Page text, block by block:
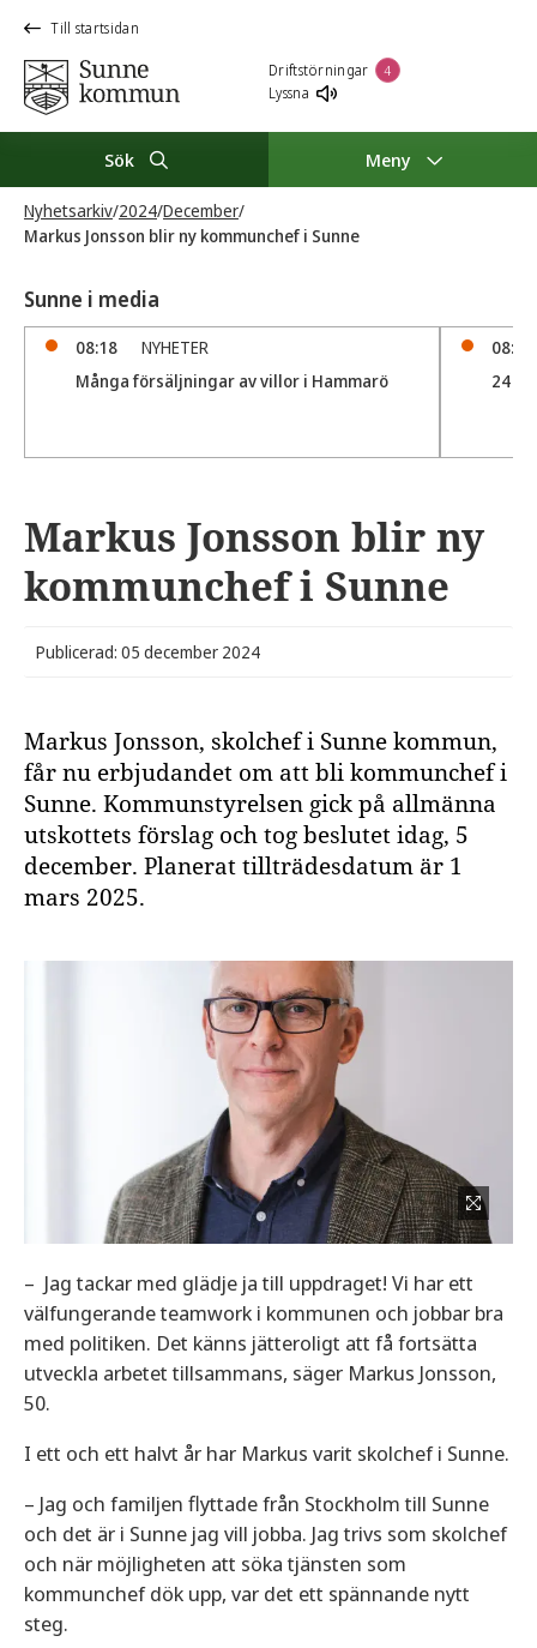
Till startsidan
Driftstörningar 4
Lyssna
Sök Meny
Nyhetsarkiv/2024/December/
Markus Jonsson blir ny kommunchef i Sunne
Sunne i media
08:18
NYHETER
Många försäljningar av villor i Hammarö
08:18
24
Markus Jonsson blir ny
kommunchef i Sunne
Publicerad: 05 december 2024
Markus Jonsson, skolchef i Sunne kommun,
får nu erbjudandet om att bli kommunchef i
Sunne. Kommunstyrelsen gick på allmänna
utskottets förslag och tog beslutet idag, 5
december. Planerat tillträdesdatum är 1
mars 2025.
– Jag tackar med glädje ja till uppdraget! Vi har ett
välfungerande teamwork i kommunen och jobbar bra
med politiken. Det känns jätteroligt att få fortsätta
utveckla arbetet tillsammans, säger Markus Jonsson,
50.
I ett och ett halvt år har Markus varit skolchef i Sunne.
– Jag och familjen flyttade från Stockholm till Sunne
och det är i Sunne jag vill jobba. Jag trivs som skolchef
och när möjligheten att söka tjänsten som
kommunchef dök upp, var det ett spännande nytt
steg.